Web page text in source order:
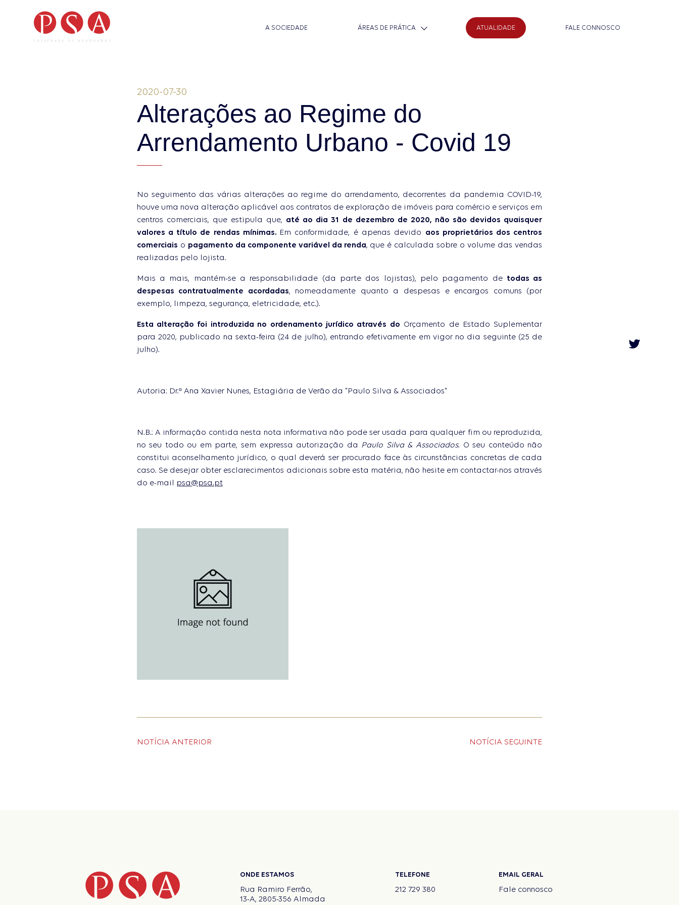
A SOCIEDADE ÁREAS DE PRÁTICA ATUALIDADE FALE CONNOSCO
Prática de Contencioso
2020-07-30
Alterações ao Regime do
Arrendamento Urbano - Covid 19
No seguimento das várias alterações ao regime do arrendamento, decorrentes da pandemia COVID-19,
houve uma nova alteração aplicável aos contratos de exploração de imóveis para comércio e serviços em
centros comerciais, que estipula que, até ao dia 31 de dezembro de 2020, não são devidos quaisquer
valores a título de rendas mínimas. Em conformidade, é apenas devido aos proprietários dos centros
comerciais o pagamento da componente variável da renda, que é calculada sobre o volume das vendas
realizadas pelo lojista.
Mais a mais, mantém-se a responsabilidade (da parte dos lojistas), pelo pagamento de todas as
despesas contratualmente acordadas, nomeadamente quanto a despesas e encargos comuns (por
exemplo, limpeza, segurança, eletricidade, etc.).
Esta alteração foi introduzida no ordenamento jurídico através do Orçamento de Estado Suplementar
para 2020, publicado na sexta-feira (24 de julho), entrando efetivamente em vigor no dia seguinte (25 de
julho).
Autoria: Dr.ª Ana Xavier Nunes, Estagiária de Verão da "Paulo Silva & Associados"
N.B.: A informação contida nesta nota informativa não pode ser usada para qualquer fim ou reproduzida,
no seu todo ou em parte, sem expressa autorização da Paulo Silva & Associados. O seu conteúdo não
constitui aconselhamento jurídico, o qual deverá ser procurado face às circunstâncias concretas de cada
caso. Se desejar obter esclarecimentos adicionais sobre esta matéria, não hesite em contactar-nos através
do e-mail
psa@psa.pt
NOTÍCIA ANTERIOR NOTÍCIA SEGUINTE
ONDE ESTAMOS
Rua Ramiro Ferrão,
13-A, 2805-356 Almada
TELEFONE
212 729 380
EMAIL GERAL
Fale connosco